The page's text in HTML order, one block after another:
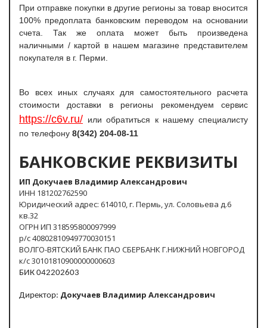
При отправке покупки в другие регионы за товар вносится
100% предоплата банковским переводом на основании
счета. Так же оплата может быть произведена
наличными / картой в нашем магазине представителем
покупателя в г. Перми.
Во всех иных случаях для самостоятельного расчета
стоимости доставки в регионы рекомендуем сервис
https://c6v.ru/ или обратиться к нашему специалисту
по телефону 8(342) 204-08-11
БАНКОВСКИЕ РЕКВИЗИТЫ
ИП Докучаев Владимир Александрович
ИНН 181202762590
Юридический адрес: 614010, г. Пермь, ул. Соловьева д.6
кв.32
ОГРН ИП 318595800097999
р/с 40802810949770030151
ВОЛГО-ВЯТСКИЙ БАНК ПАО СБЕРБАНК Г.НИЖНИЙ НОВГОРОД
к/с 30101810900000000603
БИК 042202603
Директор: Докучаев Владимир Александрович